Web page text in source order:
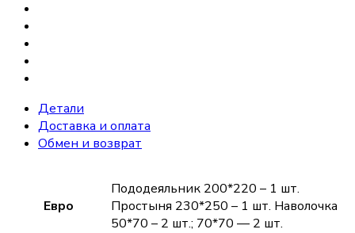
Детали
Доставка и оплата
Обмен и возврат
Евро
Пододеяльник 200*220 – 1 шт.
Простыня 230*250 – 1 шт. Наволочка
50*70 – 2 шт.; 70*70 — 2 шт.